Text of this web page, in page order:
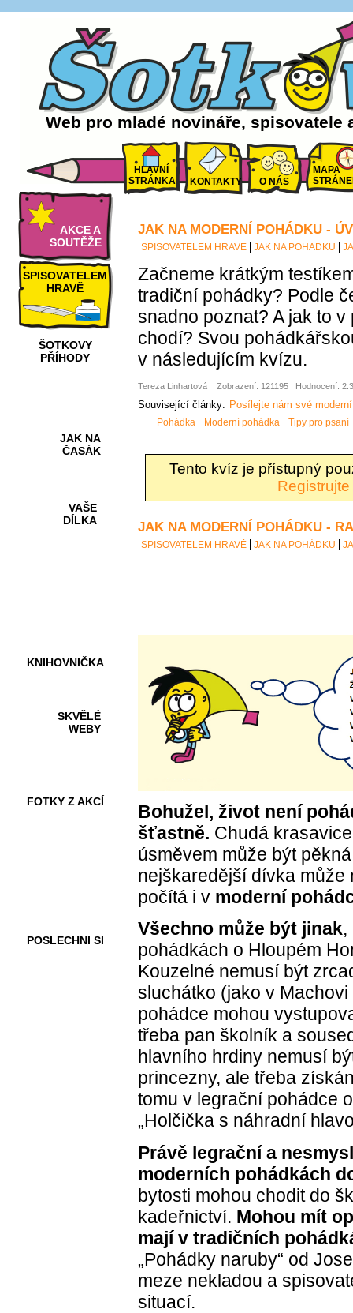
Web pro mladé novináře, spisovatele
HLAVNÍ
STRÁNKA
KONTAKTY O NÁS
MAPA
AKCE A
SOUTĚŽE
SPISOVATELEM
HRAVĚ
ŠOTKOVY
PŘÍHODY
JAK NA
ČASÁK
VAŠE
DÍLKA
KNIHOVNIČKA
SKVĚLÉ
WEBY
FOTKY Z AKCÍ
POSLECHNI SI
JAK NA MODERNÍ POHÁDKU -
SPISOVATELEM HRAVĚ JAK NA POHÁDKU
Začneme krátkým
tradiční pohádky? Podle
snadno poznat? A jak to v
chodí? Svou
v následujícím kvízu.
Tereza Linhartová Zobrazení: 121195 Hodnocení:
Související články: Posílejte nám své
Pohádka Moderní pohádka Tipy pro psaní
Tento kvíz je přístupný
JAK NA MODERNÍ POHÁDKU -
SPISOVATELEM HRAVĚ JAK NA POHÁDKU
Bohužel, život není
šťastně. Chudá
úsměvem může být
nejškaredější dívka může
počítá i v moderní
Všechno může být jinak,
pohádkách o Hloupém
Kouzelné nemusí být
sluchátko (jako v
pohádce mohou
třeba pan školník a
hlavního hrdiny nemusí
princezny, ale třeba
tomu v legrační pohádce
„Holčička s náhradní
Právě legrační a
moderních pohádkách
bytosti mohou chodit do
kadeřnictví. Mohou mít
mají v tradičních
„Pohádky naruby“ od
meze nekladou a
situací.